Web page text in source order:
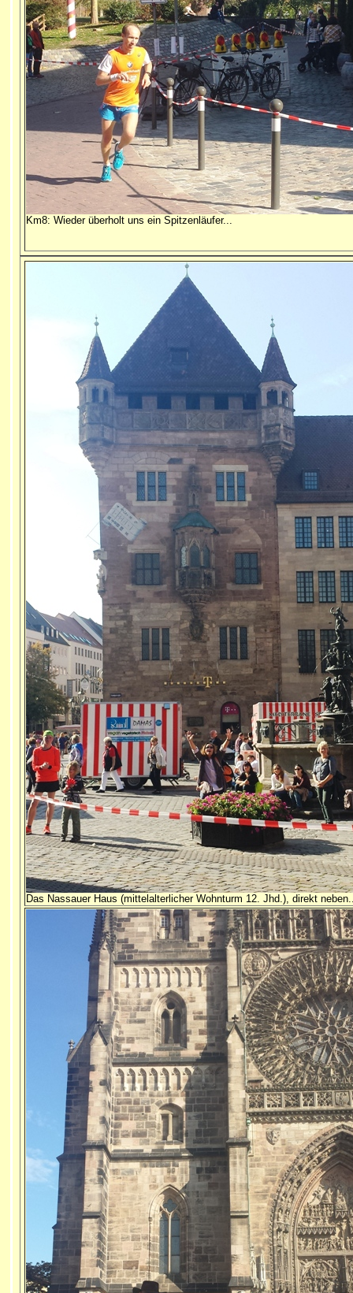
Km8: Wieder überholt uns ein Spitzenläufer...
Das Nassauer Haus (mittelalterlicher Wohnturm 12. Jhd.), direkt